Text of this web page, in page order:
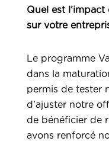
Quel est
sur votre
Le programme
dans la
permis de tester
d’ajuster notre
de bénéficier de
avons renforcé